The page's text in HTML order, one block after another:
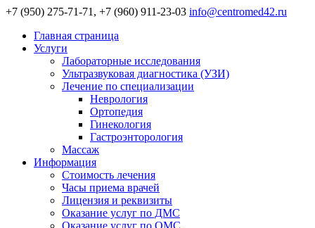
+7 (950) 275-71-71, +7 (960) 911-23-03 info@centromed42.ru
Главная страница
Услуги
Лабораторные исследования
Ультразвуковая диагностика (УЗИ)
Лечение по специализации
Неврология
Ортопедия
Гинекология
Гастроэнторология
Массаж
Информация
Стоимость лечения
Часы приема врачей
Лицензия и реквизиты
Оказание услуг по ДМС
Оказание услуг по ОМС